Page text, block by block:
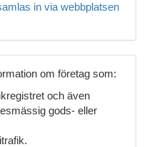
in via webbplatsen
om företag som:
och även
gods- eller